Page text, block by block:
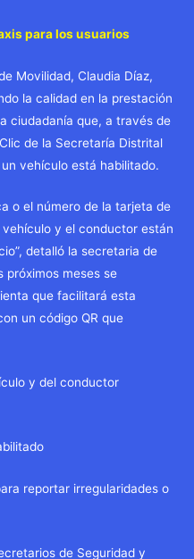
para los usuarios
Movilidad, Claudia Díaz,
la calidad en la prestación
ciudadanía que, a través de
de la Secretaría Distrital
vehículo está habilitado.
o el número de la tarjeta de
y el conductor están
detalló la secretaria de
próximos meses se
que facilitará esta
un código QR que
y del conductor
reportar irregularidades o
de Seguridad y